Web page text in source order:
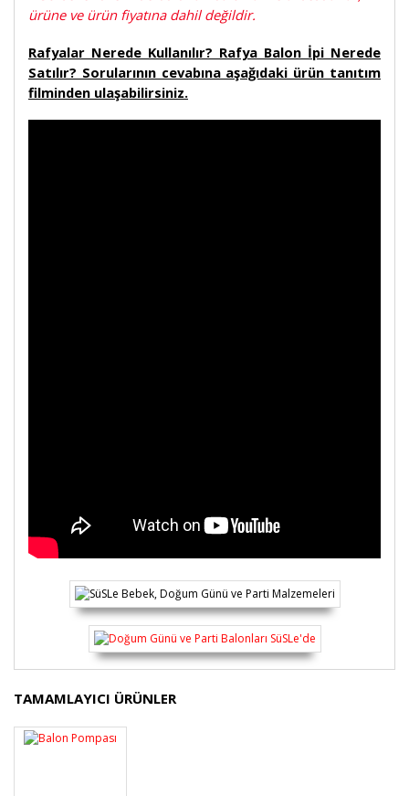
ürüne ve ürün fiyatına dahil değildir.
Rafyalar Nerede Kullanılır? Rafya Balon İpi Nerede
Satılır? Sorularının cevabına aşağıdaki ürün tanıtım
filminden ulaşabilirsiniz.
Bu ürünün fiyat bilgisi, resim, ürün açıklamalarında ve
diğer konularda yetersiz gördüğünüz noktaları öneri
formunu kullanarak tarafımıza iletebilirsiniz.
Görüş ve önerileriniz için teşekkür ederiz.
TAMAMLAYICI ÜRÜNLER